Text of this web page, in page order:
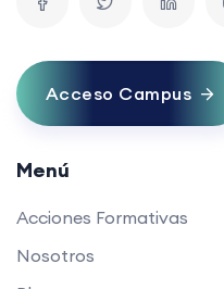
Acceso Campus
Menú
Acciones Formativas
Nosotros